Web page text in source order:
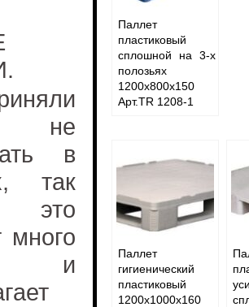
не
в
так
много
и
Паллет
пластиковый
сплошной на 3-х
полозьях
1200х800х150
Арт.TR 1208-1
Паллет
гигиенический
пластиковый
1200х1000х160